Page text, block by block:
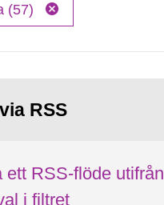
(57)
RSS
ett RSS-flöde utifrån
i filtret